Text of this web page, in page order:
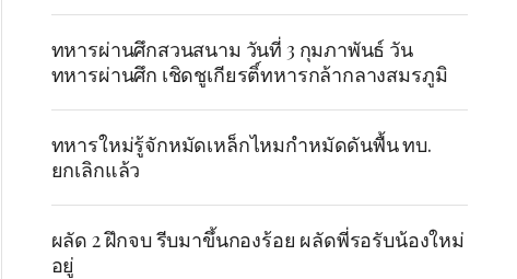
ทหารผ่านศึกสวนสนาม วันที่ 3 กุมภาพันธ์ วัน
ทหารผ่านศึก เชิดชูเกียรติ์ทหารกล้ากลางสมรภูมิ
ทหารใหม่รู้จักหมัดเหล็กไหมกำหมัดดันพื้น ทบ.
ยกเลิกแล้ว
ผลัด 2 ฝึกจบ รีบมาขึ้นกองร้อย ผลัดพี่รอรับน้องใหม่
อยู่